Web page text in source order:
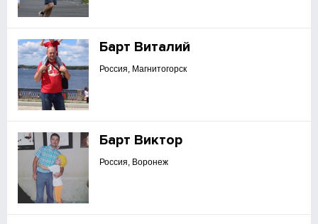
Барт Виталий
Россия, Магнитогорск
Барт Виктор
Россия, Воронеж